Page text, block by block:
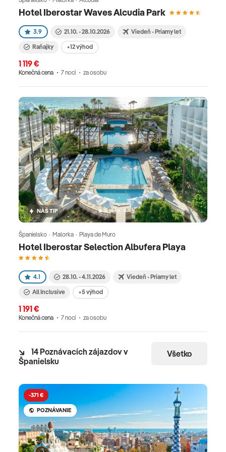
Hotel Iberostar Waves Alcudia Park
3.9 21.10. - 28.10.2026 Viedeň - Priamy let
Raňajky +12 výhod
1 119 €
Konečná cena 7 nocí za osobu
NÁŠ TIP
Hotel Iberostar Selection Albufera Playa
Španielsko · Malorka · Playa de Muro
4.1 28.10. - 4.11.2026 Viedeň - Priamy let
All Inclusive +5 výhod
1 191 €
Konečná cena 7 nocí za osobu
14 Poznávacích zájazdov v
Španielsku
Všetko
-371 €
POZNÁVANIE